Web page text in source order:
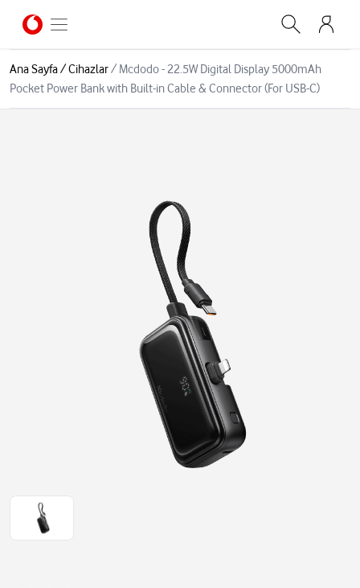
Ana Sayfa/Cihazlar/ Mcdodo - 22.5W Digital Display 5000mAh
Pocket Power Bank with Built-in Cable & Connector (For USB-C)